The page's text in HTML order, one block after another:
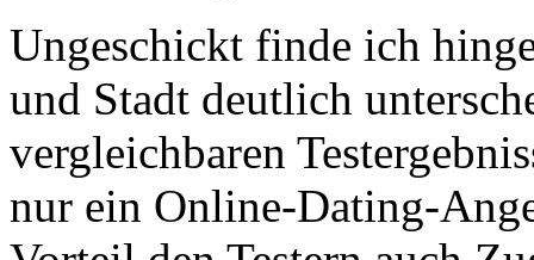
Ungeschickt finde ich
und Stadt deutlich
vergleichbaren
nur ein Online-Dating-